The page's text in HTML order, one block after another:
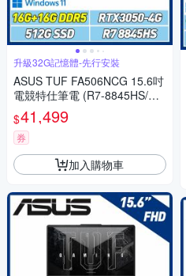
升級32G記憶體-先行安裝
ASUS TUF FA506NCG 15.6吋
電競特仕筆電 (R7-8845HS/RT
X3050 4GB/16G+16G/512G S
SD/曜石黑)
$41,499
券
加入購物車